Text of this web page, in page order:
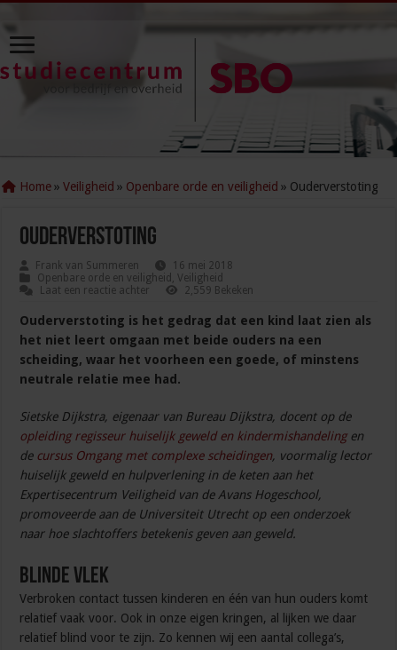
Home » Veiligheid » Openbare orde en veiligheid » Ouderverstoting
Ouderverstoting
Frank van Summeren
16 mei 2018
Openbare orde en veiligheid ,Veiligheid
Laat een reactie achter
2,559 Bekeken
Ouderverstoting is het gedrag dat een kind laat zien als
het niet leert omgaan met beide ouders na een
scheiding, waar het voorheen een goede, of minstens
neutrale relatie mee had.
Sietske Dijkstra, eigenaar van Bureau Dijkstra, docent op de
opleiding regisseur huiselijk geweld en kindermishandelingen
de cursus Omgang met complexe scheidingen, voormalig lector
huiselijk geweld en hulpverlening in de keten aan het
Expertisecentrum Veiligheid van de Avans Hogeschool,
promoveerde aan de Universiteit Utrecht op een onderzoek
naar hoe slachtoffers betekenis geven aan geweld.
Blinde vlek
Verbroken contact tussen kinderen en één van hun ouders komt
relatief vaak voor. Ook in onze eigen kringen, al lijken we daar
relatief blind voor te zijn. Zo kennen wij een aantal collega’s,